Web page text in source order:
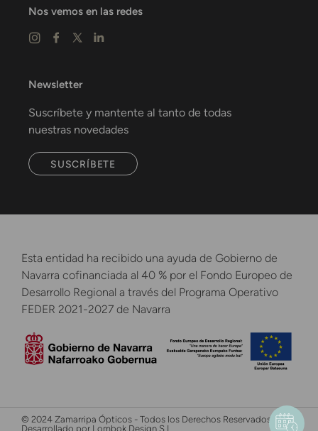
Nos vemos en las redes
Newsletter
Suscríbete y mantente al tanto de todas
nuestras novedades
SUSCRÍBETE
Esta entidad ha recibido una ayuda de Gobierno de
Navarra cofinanciada al 40 % por el Fondo Europeo de
Desarrollo Regional a través del Programa Operativo
FEDER 2021-2027 de Navarra
© 2024 Zamarripa Ópticos - Todos los Derechos Reservados -
Desarrollado por Lombok Design S.L.